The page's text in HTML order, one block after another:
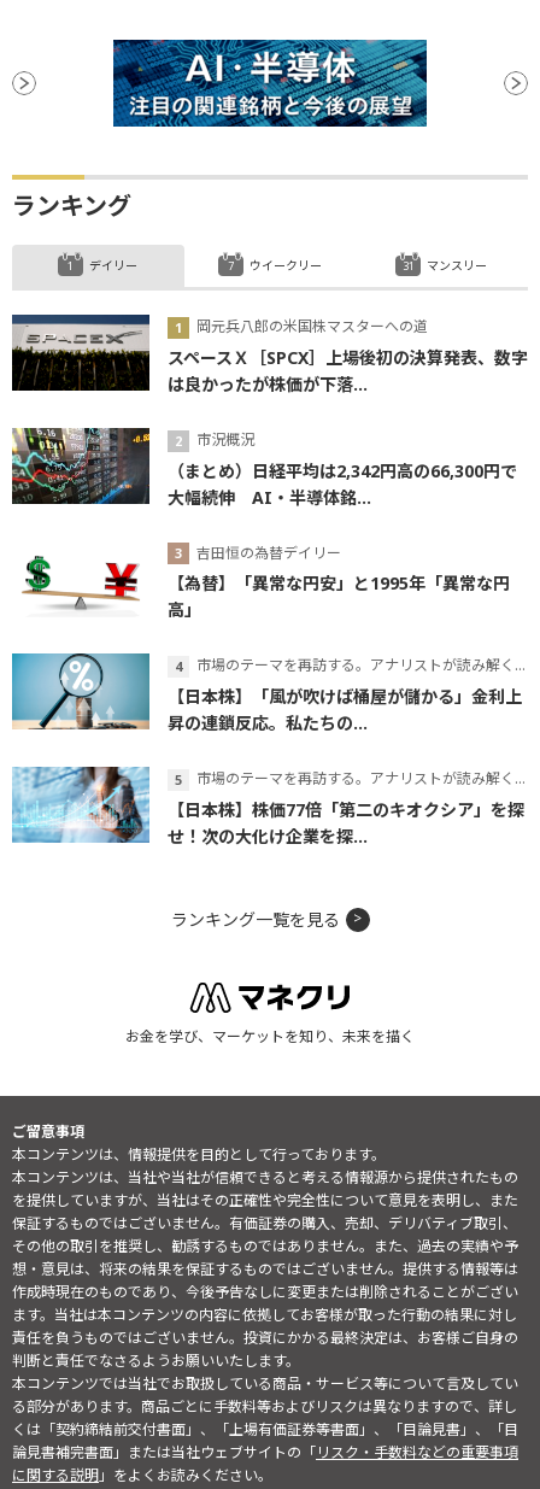
ランキング
デイリー
岡元兵八郎の米国株マスターへの道
スペースＸ［SPCX］上場後初の決算発表、数字
は良かったが株価が下落...
市況概況
（まとめ）日経平均は2,342円高の66,300円で
大幅続伸 AI・半導体銘...
吉田恒の為替デイリー
【為替】「異常な円安」と1995年「異常な円
高」
市場のテーマを再訪する。アナリストが読み解くテーマの本質
【日本株】「風が吹けば桶屋が儲かる」金利上
昇の連鎖反応。私たちの...
市場のテーマを再訪する。アナリストが読み解くテーマの本質
【日本株】株価77倍「第二のキオクシア」を探
せ！次の大化け企業を探...
ウイークリー マンスリー
ランキング一覧を見る
お金を学び、マーケットを知り、未来を描く
ご留意事項
本コンテンツは、情報提供を目的として行っております。
本コンテンツは、当社や当社が信頼できると考える情報源から提供されたもの
を提供していますが、当社はその正確性や完全性について意見を表明し、また
保証するものではございません。有価証券の購入、売却、デリバティブ取引、
その他の取引を推奨し、勧誘するものではありません。また、過去の実績や予
想・意見は、将来の結果を保証するものではございません。提供する情報等は
作成時現在のものであり、今後予告なしに変更または削除されることがござい
ます。当社は本コンテンツの内容に依拠してお客様が取った行動の結果に対し
責任を負うものではございません。投資にかかる最終決定は、お客様ご自身の
判断と責任でなさるようお願いいたします。
本コンテンツでは当社でお取扱している商品・サービス等について言及してい
る部分があります。商品ごとに手数料等およびリスクは異なりますので、詳し
くは「契約締結前交付書面」、「上場有価証券等書面」、「目論見書」、「目
論見書補完書面」または当社ウェブサイトの「リスク・手数料などの重要事項
に関する説明」をよくお読みください。